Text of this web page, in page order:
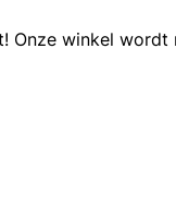
Onze winkel